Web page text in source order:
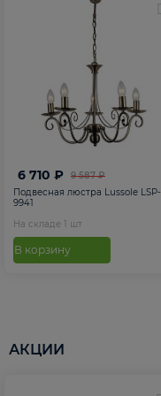
9 587 ₽
6 710 ₽
Подвесная люстра Lussole LSP-
9941
На складе 1 шт
В корзину
АКЦИИ